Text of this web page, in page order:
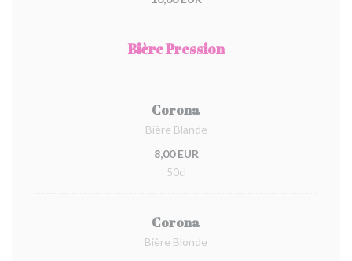
Bière Pression
Corona
Bière Blande
8,00 EUR
50cl
Corona
Bière Blonde